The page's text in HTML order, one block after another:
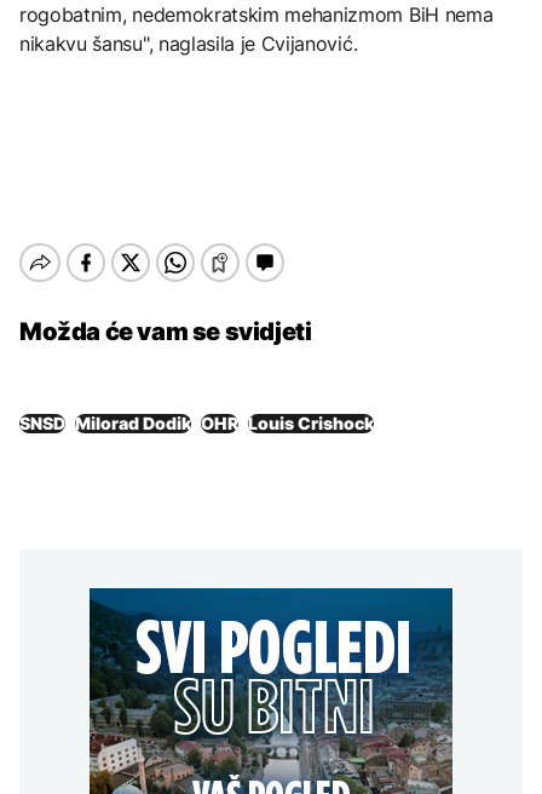
rogobatnim, nedemokratskim mehanizmom BiH nema
nikakvu šansu", naglasila je Cvijanović.
Možda će vam se svidjeti
SNSD Milorad Dodik OHR Louis Crishock